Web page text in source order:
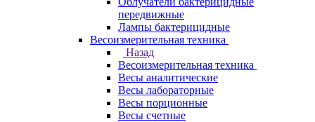
передвижные
Лампы бактерицидные
Весоизмерительная техника
Назад
Весоизмерительная техника
Весы аналитические
Весы лабораторные
Весы порционные
Весы счетные